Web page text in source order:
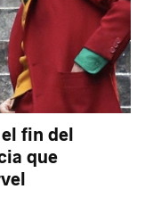
fin del
que